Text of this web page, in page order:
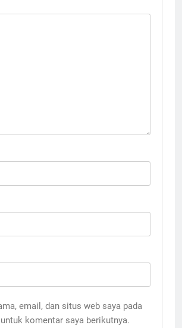
email, dan situs web saya pada
komentar saya berikutnya.